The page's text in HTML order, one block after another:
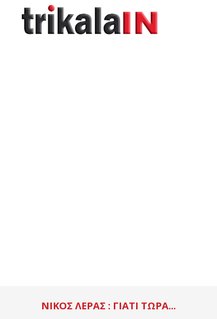
NΊΚΟΣ ΛΈΡΑΣ : ΓΙΑΤΊ ΤΏΡΑ...